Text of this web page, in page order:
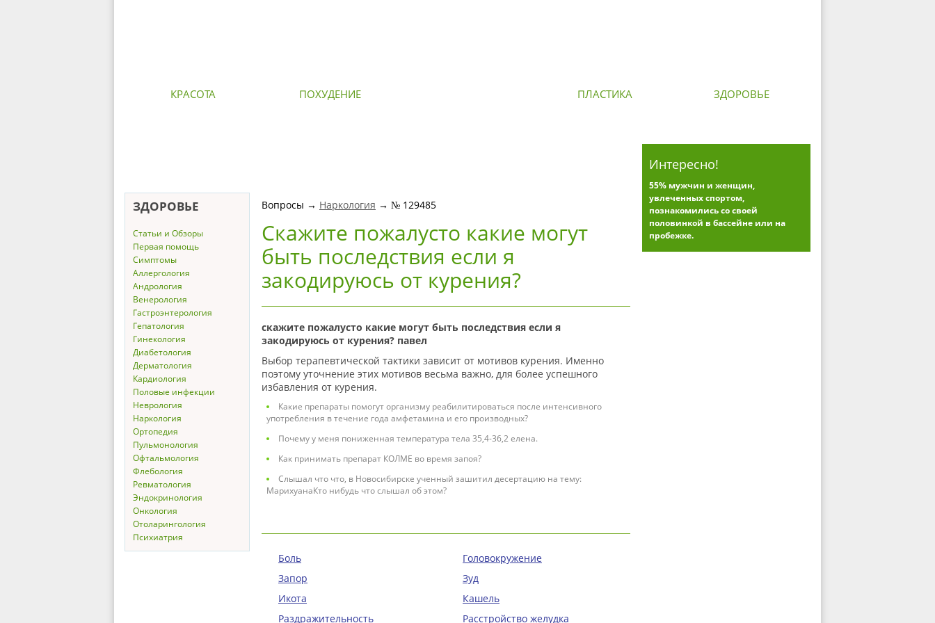
КРАСОТА ПОХУДЕНИЕ ПЛАСТИКА ЗДОРОВЬЕ
Интересно!
55% мужчин и женщин,
увлеченных спортом,
познакомились со своей
половинкой в бассейне или на
пробежке.
ЗДОРОВЬЕ
Статьи и Обзоры
Первая помощь
Симптомы
Аллергология
Андрология
Венерология
Гастроэнтерология
Гепатология
Гинекология
Диабетология
Дерматология
Кардиология
Половые инфекции
Неврология
Наркология
Ортопедия
Пульмонология
Офтальмология
Флебология
Ревматология
Эндокринология
Онкология
Отоларингология
Психиатрия
Вопросы → Наркология → № 129485
Скажите пожалусто какие могут
быть последствия если я
закодируюсь от курения?
скажите пожалусто какие могут быть последствия если я
закодируюсь от курения? павел
Выбор терапевтической тактики зависит от мотивов курения. Именно
поэтому уточнение этих мотивов весьма важно, для более успешного
избавления от курения.
Какие препараты помогут организму реабилитироваться после интенсивного
употребления в течение года амфетамина и его производных?
Почему у меня пониженная температура тела 35,4-36,2 елена.
Как принимать препарат КОЛМЕ во время запоя?
Слышал что что, в Новосибирске ученный зашитил десертацию на тему:
МарихуанаКто нибудь что слышал об этом?
Боль
Головокружение
Запор
Зуд
Икота
Кашель
Раздражительность
Расстройство желудка